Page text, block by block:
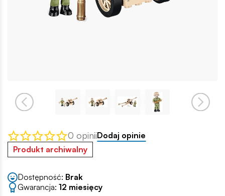
0 opiniiDodaj opinie
Produkt archiwalny
Dostępność: Brak
Gwarancja: 12 miesięcy